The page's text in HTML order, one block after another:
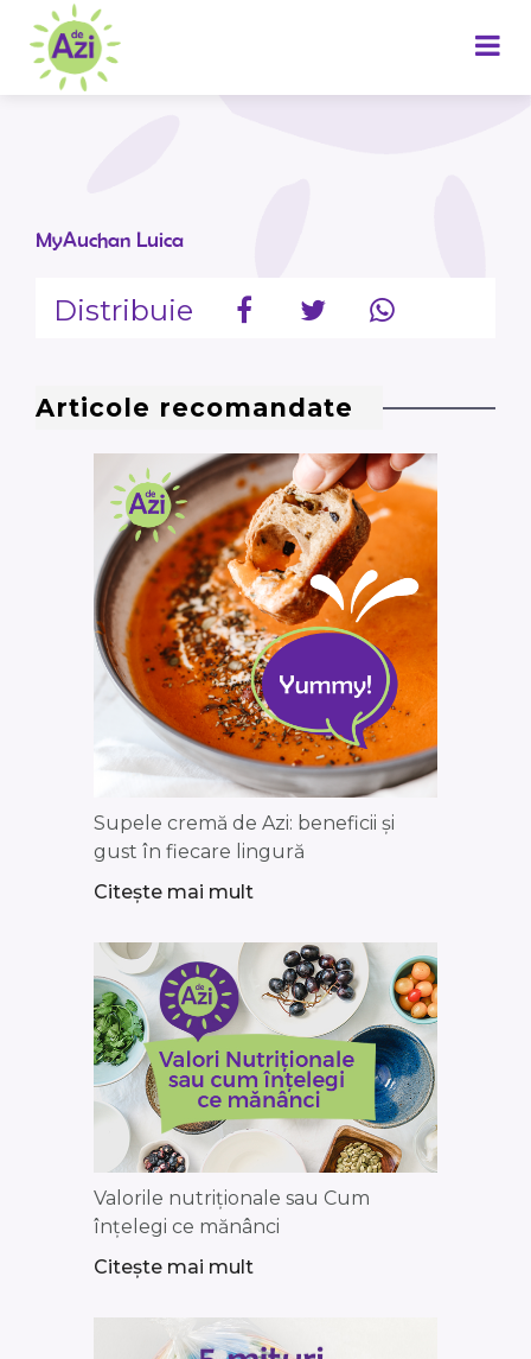
MyAuchan Luica
Distribuie
Articole recomandate
Supele cremă de Azi: beneficii și
gust în fiecare lingură
Citește mai mult
Valorile nutriționale sau Cum
înțelegi ce mănânci
Citește mai mult